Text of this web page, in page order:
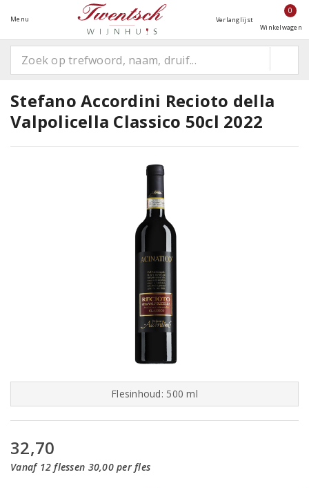
Menu Verlanglijst
0
Winkelwagen
Stefano Accordini Recioto della
Valpolicella Classico 50cl 2022
Flesinhoud: 500 ml
32,70
Vanaf 12 flessen 30,00 per fles